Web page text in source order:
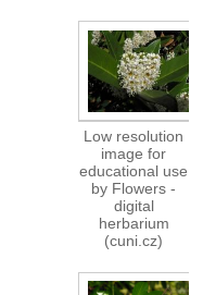
Low resolution
image for
educational use
by Flowers -
digital
herbarium
(cuni.cz)